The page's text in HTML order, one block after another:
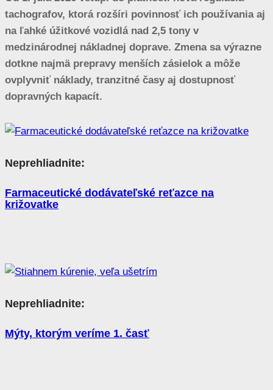
tachografov, ktorá rozšíri povinnosť ich používania aj
na ľahké úžitkové vozidlá nad 2,5 tony v
medzinárodnej nákladnej doprave. Zmena sa výrazne
dotkne najmä prepravy menších zásielok a môže
ovplyvniť náklady, tranzitné časy aj dostupnosť
dopravných kapacít.
Neprehliadnite:
Farmaceutické dodávateľské reťazce na
križovatke
Neprehliadnite:
Mýty, ktorým veríme 1. časť